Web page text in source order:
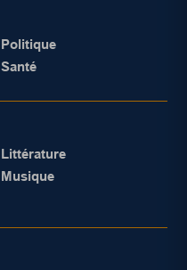
Politique
Santé
Littérature
Musique